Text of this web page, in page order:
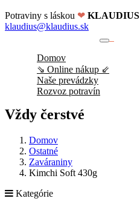
Potraviny s láskou ❤ KLAUDIUS
klaudius@klaudius.sk
Domov
⇘ Online nákup ⇙
Naše prevádzky
Rozvoz potravín
Vždy čerstvé
Domov
Ostatné
Zaváraniny
Kimchi Soft 430g
Kategórie